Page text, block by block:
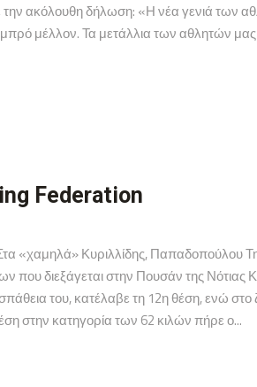
ακόλουθη δήλωση: «Η νέα γενιά των
μέλλον. Τα μετάλλια των αθλητών μας
Federation
«χαμηλά» Κυριλλίδης, Παπαδοπούλου
που διεξάγεται στην Πουσάν της
του, κατέλαβε τη 12η θέση, ενώ
στην κατηγορία των 62 κιλών πήρε ο...